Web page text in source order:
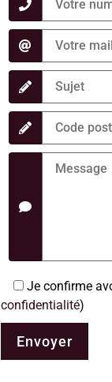
Mail
Sujet
Sujet
Sujet
Je confirme
confidentialité)